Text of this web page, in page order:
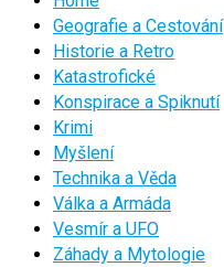
Geografie a Cestování
Historie a Retro
Katastrofické
Konspirace a Spiknutí
Krimi
Myšlení
Technika a Věda
Válka a Armáda
Vesmír a UFO
Záhady a Mytologie